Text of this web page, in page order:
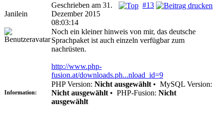
Janilein
#13
Geschrieben am 31.
Dezember 2015
08:03:14
Noch ein kleiner hinweis von mir, das deutsche
Sprachpaket ist auch einzeln verfügbar zum
nachrüsten.
http://www.php-
fusion.at/downloads.ph...nload_id=9
Information:
PHP Version: Nicht ausgewählt • MySQL Version:
Nicht ausgewählt • PHP-Fusion: Nicht
ausgewählt